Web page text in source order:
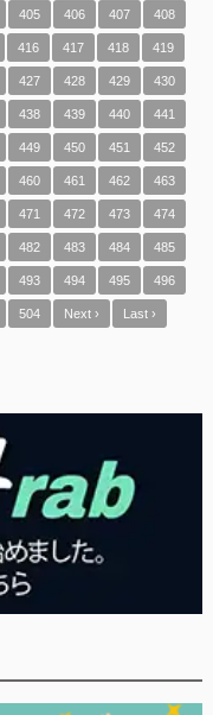
405 406 407 408
416 417 418 419
427 428 429 430
438 439 440 441
449 450 451 452
460 461 462 463
471 472 473 474
482 483 484 485
493 494 495 496
504 Next › Last ›